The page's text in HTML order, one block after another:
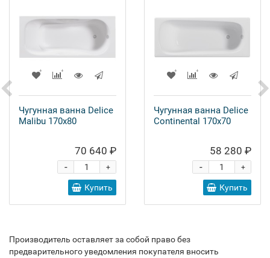
Чугунная ванна Delice
Malibu 170x80
70 640 ₽
+
-
Купить
Чугунная ванна Delice
Continental 170x70
58 280 ₽
+
-
Купить
Производитель оставляет за собой право без
предварительного уведомления покупателя вносить